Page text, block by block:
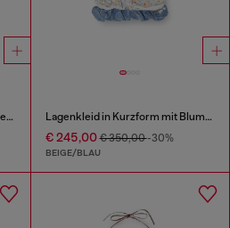
Popeline-Minikleid mit Nadelstreifen Lagenkleid in Kurzform mit Blumenmuster im Röntgen-Effekt
€ 245,00€ 350,00-30%
BEIGE/BLAU